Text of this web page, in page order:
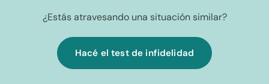
¿Estás atravesando una situación similar?
Hacé el test de infidelidad